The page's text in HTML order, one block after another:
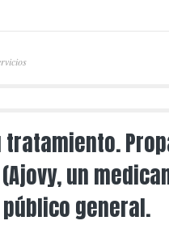
tratamiento.
un
general.